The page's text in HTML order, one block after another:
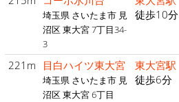
埼玉県 さいたま市 見
沼区 東大宮 7丁目34-
3
徒歩10分
221m 目白ハイツ東大宮
埼玉県 さいたま市 見
沼区 東大宮 6丁目
東大宮駅
徒歩6分